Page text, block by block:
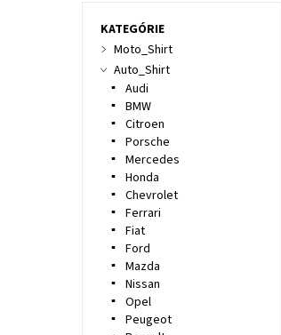
KATEGÓRIE
Moto_Shirt
Auto_Shirt
Audi
BMW
Citroen
Porsche
Mercedes
Honda
Chevrolet
Ferrari
Fiat
Ford
Mazda
Nissan
Opel
Peugeot